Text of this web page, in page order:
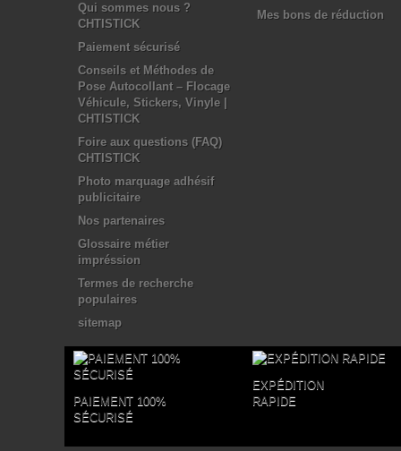
Qui sommes nous ?
CHTISTICK
Paiement sécurisé
Conseils et Méthodes de
Pose Autocollant – Flocage
Véhicule, Stickers, Vinyle |
CHTISTICK
Foire aux questions (FAQ)
CHTISTICK
Photo marquage adhésif
publicitaire
Nos partenaires
Glossaire métier
impréssion
Termes de recherche
populaires
sitemap
Mes bons de réduction
PAIEMENT 100%
SÉCURISÉ
EXPÉDITION
RAPIDE